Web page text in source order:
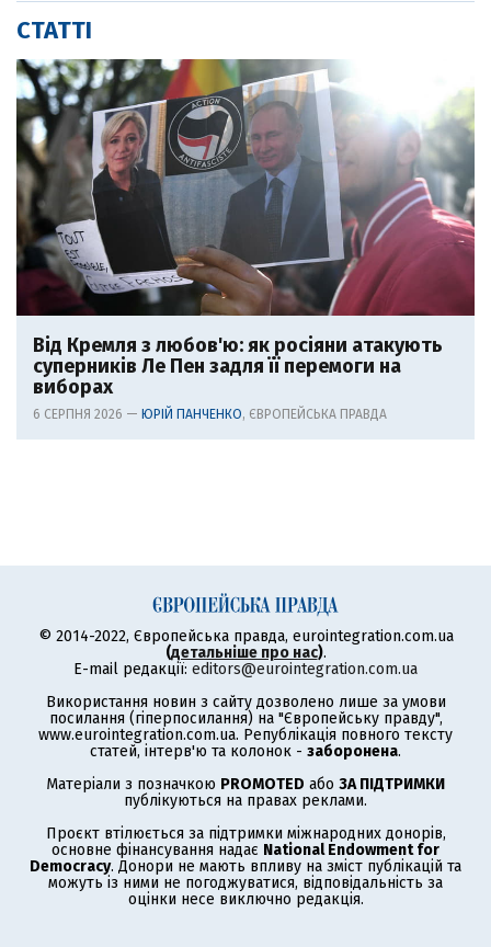
СТАТТІ
Від Кремля з любов'ю: як росіяни атакують
суперників Ле Пен задля її перемоги на
виборах
6 СЕРПНЯ 2026 — ЮРІЙ ПАНЧЕНКО, ЄВРОПЕЙСЬКА ПРАВДА
© 2014-2022, Європейська правда, eurointegration.com.ua
(детальніше про нас).
E-mail редакції: editors@eurointegration.com.ua
Використання новин з сайту дозволено лише за умови
посилання (гіперпосилання) на "Європейську правду",
www.eurointegration.com.ua. Републікація повного тексту
статей, інтерв'ю та колонок - заборонена.
Матеріали з позначкою PROMOTED або ЗА ПІДТРИМКИ
публікуються на правах реклами.
Проєкт втілюється за підтримки міжнародних донорів,
основне фінансування надає National Endowment for
Democracy. Донори не мають впливу на зміст публікацій та
можуть із ними не погоджуватися, відповідальність за
оцінки несе виключно редакція.